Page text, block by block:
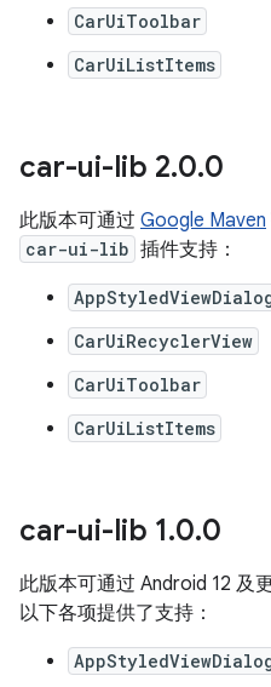
CarUiToolbar
CarUiListItems
car-ui-lib 2.0.0
此版本可通过 Google Maven
car-ui-lib 插件支持：
CarUiRecyclerView
CarUiToolbar
CarUiListItems
car-ui-lib 1.0.0
此版本可通过 Android 12 及
以下各项提供了支持：